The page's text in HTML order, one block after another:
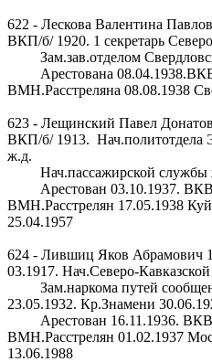
622 - Лескова Валентина
ВКП/б/ 1920. 1 секретарь
Зам.зав.отделом
Арестована
ВМН.Расстреляна 08.08.1938
623 - Лещинский Павел
ВКП/б/ 1913. Нач.политотдела
ж.д.
Нач.пассажирской службы
Арестован 03.10.1937.
ВМН.Расстрелян 17.05.1938
25.04.1957
624 - Лившиц Яков Абрамович
03.1917. Нач.Северо-
Зам.наркома путей
23.05.1932. Кр.Знамени
Арестован 16.11.1936.
ВМН.Расстрелян 01.02.1937
13.06.1988